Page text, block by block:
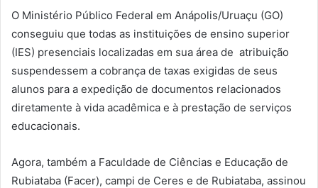
O Ministério Público Federal em Anápolis/Uruaçu (GO)
conseguiu que todas as instituições de ensino superior
(IES) presenciais localizadas em sua área de atribuição
suspendessem a cobrança de taxas exigidas de seus
alunos para a expedição de documentos relacionados
diretamente à vida acadêmica e à prestação de serviços
educacionais.
Agora, também a Faculdade de Ciências e Educação de
Rubiataba (Facer), campi de Ceres e de Rubiataba, assinou